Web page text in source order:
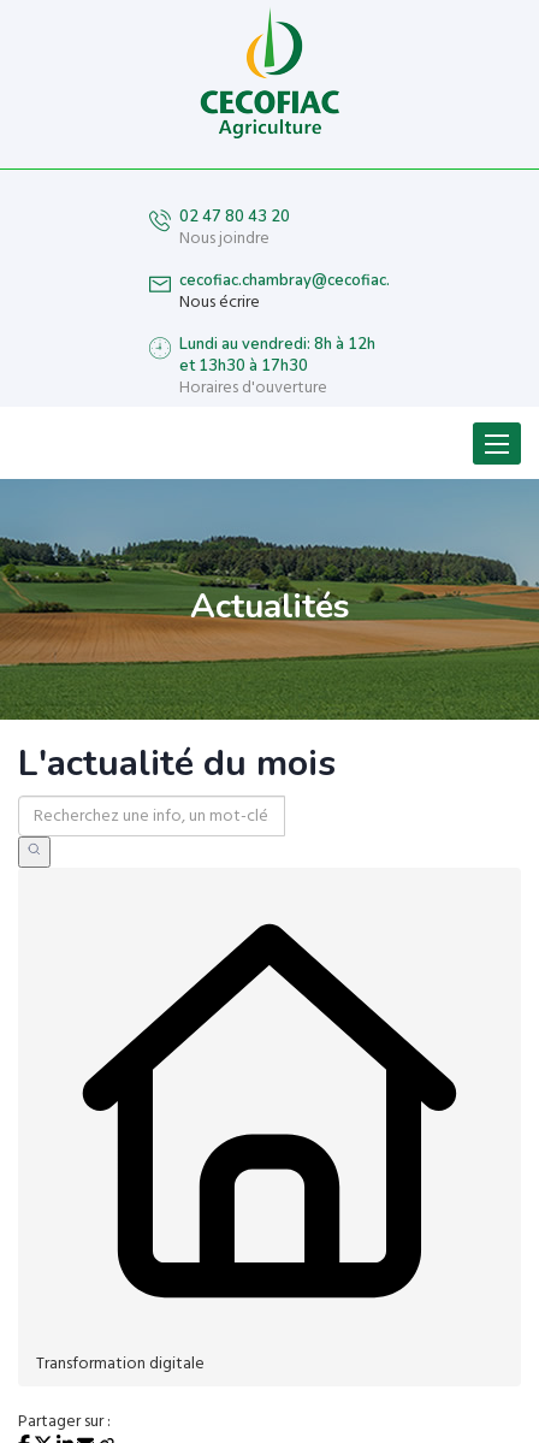
02 47 80 43 20
Nous joindre
cecofiac.chambray@cecofiac.fr
Nous écrire
Lundi au vendredi: 8h à 12h
et 13h30 à 17h30
Horaires d'ouverture
Menu
Actualités
L'actualité du mois
Transformation digitale
Partager sur :